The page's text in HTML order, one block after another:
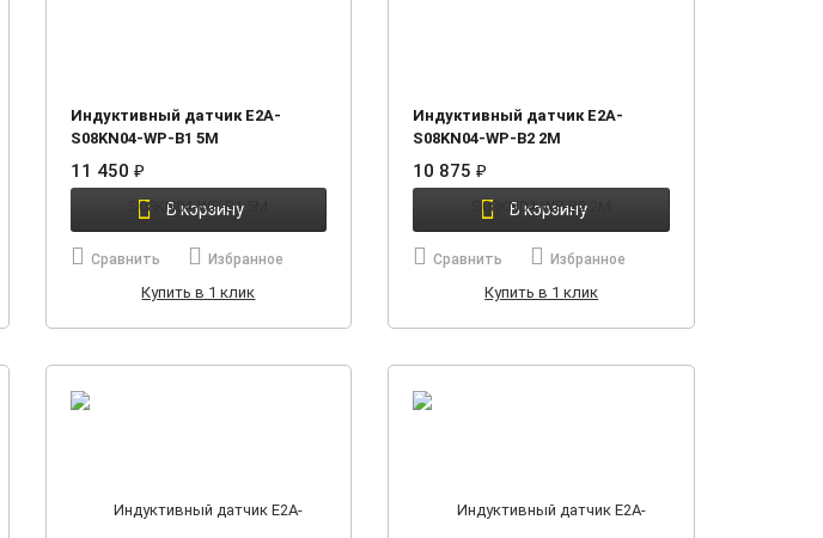
Индуктивный датчик E2A-
S08KN04-WP-B1 5M
11 450 ₽
В корзину
Сравнить Избранное
Купить в 1 клик
Индуктивный датчик E2A-
S08KN04-WP-B2 2M
10 875₽
В корзину
Сравнить Избранное
Купить в 1 клик